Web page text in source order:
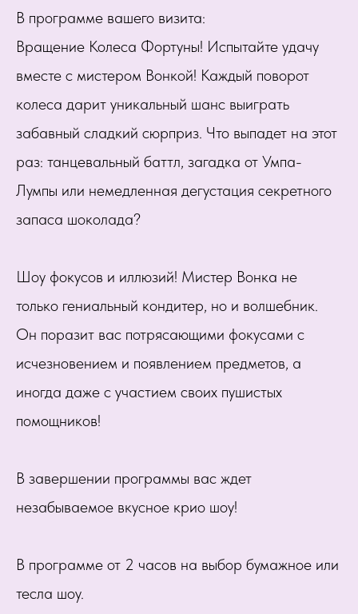
В программе вашего визита:
Вращение Колеса Фортуны! Испытайте удачу
вместе с мистером Вонкой! Каждый поворот
колеса дарит уникальный шанс выиграть
забавный сладкий сюрприз. Что выпадет на этот
раз: танцевальный баттл, загадка от Умпа-
Лумпы или немедленная дегустация секретного
запаса шоколада?
Шоу фокусов и иллюзий! Мистер Вонка не
только гениальный кондитер, но и волшебник.
Он поразит вас потрясающими фокусами с
исчезновением и появлением предметов, а
иногда даже с участием своих пушистых
помощников!
В завершении программы вас ждет
незабываемое вкусное крио шоу!
В программе от 2 часов на выбор бумажное или
тесла шоу.